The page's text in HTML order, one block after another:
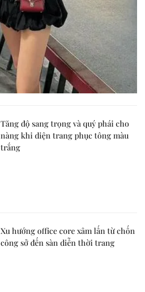
Tăng độ sang trọng và quý phái cho
nàng khi diện trang phục tông màu
trắng
Xu hướng office core xâm lấn từ chốn
công sở đến sàn diễn thời trang